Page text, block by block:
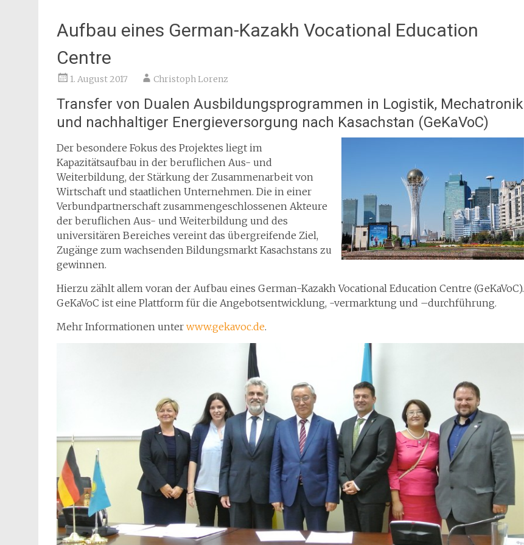
Aufbau eines German-Kazakh Vocational Education
Centre
1. August 2017 Christoph Lorenz
Transfer von Dualen Ausbildungsprogrammen in Logistik, Mechatronik
und nachhaltiger Energieversorgung nach Kasachstan (GeKaVoC)
Der besondere Fokus des Projektes liegt im
Kapazitätsaufbau in der beruflichen Aus- und
Weiterbildung, der Stärkung der Zusammenarbeit von
Wirtschaft und staatlichen Unternehmen. Die in einer
Verbundpartnerschaft zusammengeschlossenen Akteure
der beruflichen Aus- und Weiterbildung und des
universitären Bereiches vereint das übergreifende Ziel,
Zugänge zum wachsenden Bildungsmarkt Kasachstans zu
gewinnen.
Hierzu zählt allem voran der Aufbau eines German-Kazakh Vocational Education Centre (GeKaVoC).
GeKaVoC ist eine Plattform für die Angebotsentwicklung, -vermarktung und –durchführung.
Mehr Informationen unter www.gekavoc.de.